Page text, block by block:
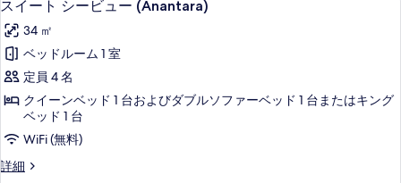
(dell’Eremita,Jacuzzi,
ExtraBed2Ad+1Ch)
の
す
べ
の
写
ー
ビ
ー
(dell’Eremita,Jacuzzi,
ExtraBed2Ad+1Ch)
の
詳
細
イ
ー
ト
シ
ー
ビ
ュ
スイート シービュー (Anantara)
34 ㎡
ベッドルーム 1 室
定員 4 名
クイーンベッド 1 台およびダブルソファーベッド 1 台またはキング
ベッド 1 台
WiFi (無料)
詳細
ス